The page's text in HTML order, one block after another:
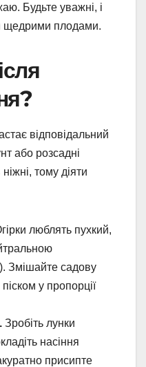
Будьте уважні, і
щедрими плодами.
відповідальний
або розсадні
тому діяти
люблять пухкий,
Змішайте садову
у пропорції
Зробіть лунки
насіння
присипте